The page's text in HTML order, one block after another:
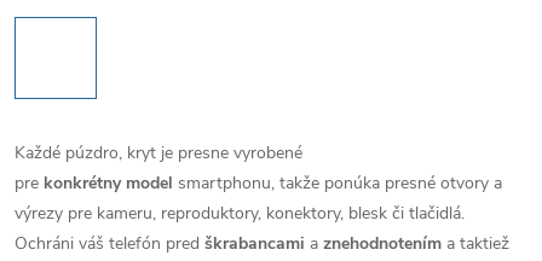
Každé púzdro, kryt je presne vyrobené
pre konkrétny model smartphonu, takže ponúka presné otvory a
výrezy pre kameru, reproduktory, konektory, blesk či tlačidlá.
Ochráni váš telefón pred škrabancami a znehodnotením a taktiež